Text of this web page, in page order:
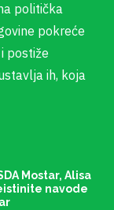
politička
pokreće
postiže
ih, koja
Mostar, Alisa
navode